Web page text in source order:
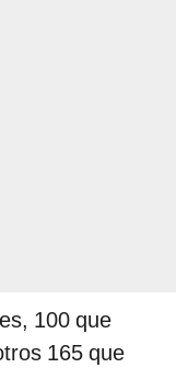
100 que
165 que